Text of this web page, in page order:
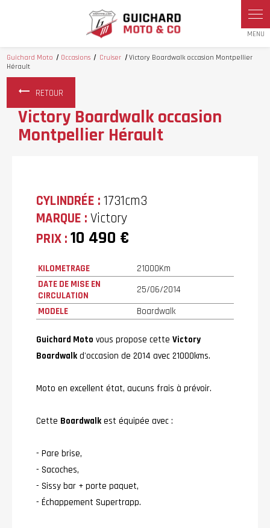
Guichard Moto Occasions Cruiser
Victory Boardwalk occasion Montpellier
Hérault
RETOUR
Victory Boardwalk occasion
Montpellier Hérault
CYLINDRÉE : 1731cm3
MARQUE : Victory
PRIX : 10 490 €
KILOMETRAGE
21000Km
DATE DE MISE EN
CIRCULATION
25/06/2014
MODELE
Boardwalk
Guichard Moto vous propose cette Victory
Boardwalk d'occasion de 2014 avec 21000kms.
Moto en excellent état, aucuns frais à prévoir.
Cette Boardwalk est équipée avec :
- Pare brise,
- Sacoches,
- Sissy bar + porte paquet,
- Échappement Supertrapp.